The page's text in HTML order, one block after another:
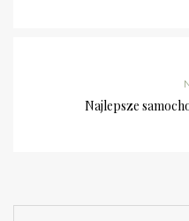
Najlepsze